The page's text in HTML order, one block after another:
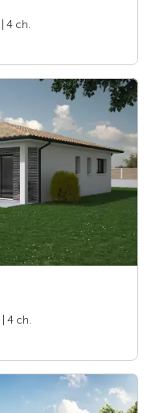
| 4 ch.
| 4 ch.